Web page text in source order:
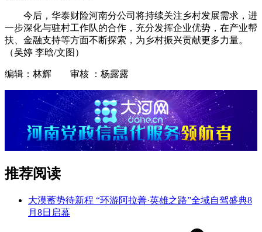
今后，华泰财险河南分公司将持续关注乡村发展需求，进
一步深化与驻村工作队的合作，充分发挥企业优势，在产业帮
扶、金融支持等方面不断探索，为乡村振兴贡献更多力量。
（吴婷 李晗/文图）
编辑：林辉 审核 ：杨露露
推荐阅读
大漠蓄势待新程 “环游阿拉善·英雄之路”全域自驾盛典8
月8日启幕